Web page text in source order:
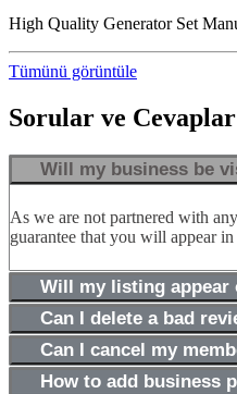
High Quality Generator Set
Tümünü görüntüle
Sorular ve Cevaplar
Will my business be
As we are not partnered with
guarantee that you will appear
Will my listing appear
Can I delete a bad
Can I cancel my
How to add business